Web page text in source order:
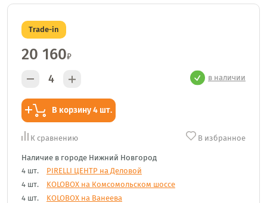
Trade-in
20 160₽
в наличии
В корзину 4 шт.
К сравнению В избранное
Наличие в городе Нижний Новгород
4 шт.
PIRELLI ЦЕНТР на Деловой
4 шт.
KOLOBOX на Комсомольском шоссе
4 шт.
KOLOBOX на Ванеева